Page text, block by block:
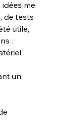
me
de tests
utile,
:
un